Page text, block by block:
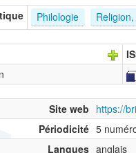
Philologie
Site web https://
Périodicité 5
Langues anglais